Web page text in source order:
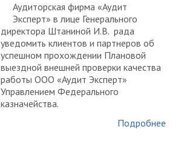
Аудиторская фирма «Аудит
Эксперт» в лице Генерального
директора Штаниной И.В. рада
уведомить клиентов и партнеров об
успешном прохождении Плановой
выездной внешней проверки качества
работы ООО «Аудит Эксперт»
Управлением Федерального
казначейства.
Подробнее